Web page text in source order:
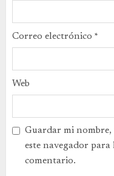
Correo electrónico *
Web
Guardar mi
este navegador
comentario.